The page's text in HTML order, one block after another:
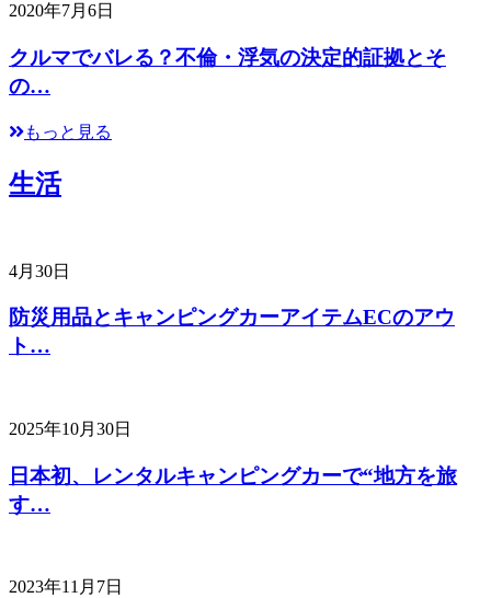
2020年7月6日
クルマでバレる？不倫・浮気の決定的証拠とそ
の…
もっと見る
生活
4月30日
防災用品とキャンピングカーアイテムECのアウ
ト…
2025年10月30日
日本初、レンタルキャンピングカーで“地方を旅
す…
2023年11月7日